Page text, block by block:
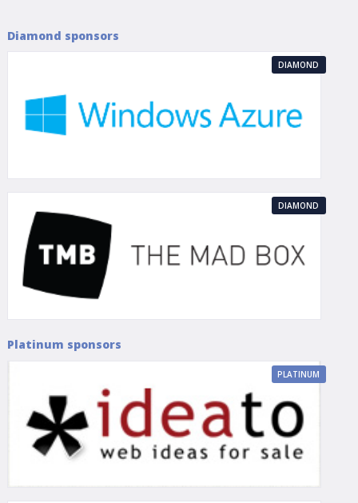
Diamond sponsors
DIAMOND
DIAMOND
Platinum sponsors
PLATINUM